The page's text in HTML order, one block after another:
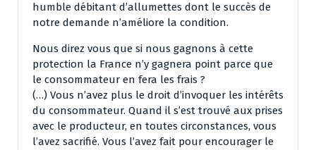
humble débitant d’allumettes dont le succès de
notre demande n’améliore la condition.
Nous direz vous que si nous gagnons à cette
protection la France n’y gagnera point parce que
le consommateur en fera les frais ?
(…) Vous n’avez plus le droit d’invoquer les intérêts
du consommateur. Quand il s’est trouvé aux prises
avec le producteur, en toutes circonstances, vous
l’avez sacrifié. Vous l’avez fait pour encourager le